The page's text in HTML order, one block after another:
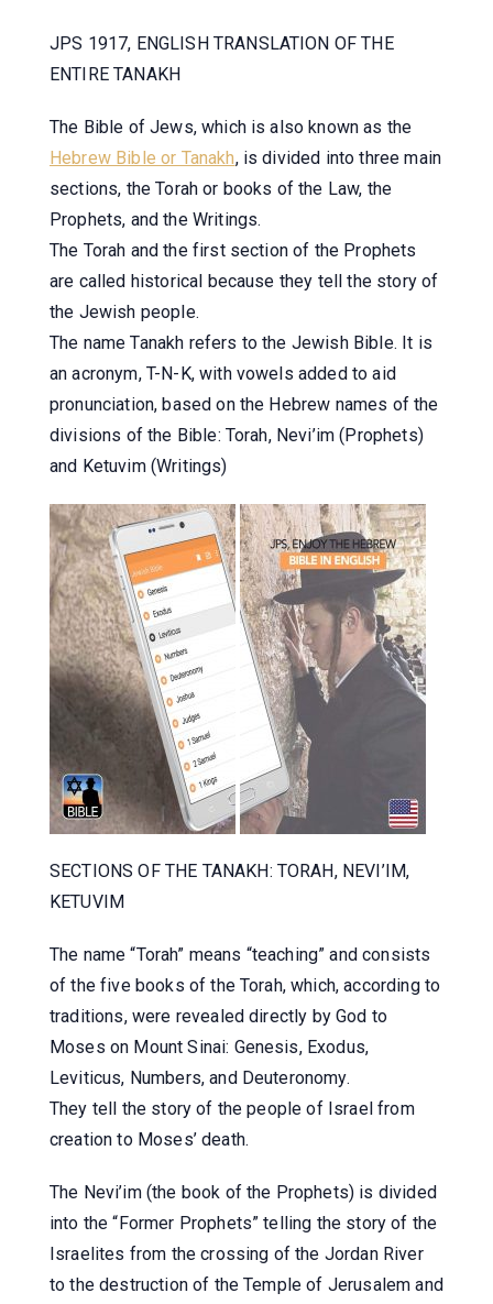
JPS 1917, ENGLISH TRANSLATION OF THE
ENTIRE TANAKH
The Bible of Jews, which is also known as the
Hebrew Bible or Tanakh, is divided into three main
sections, the Torah or books of the Law, the
Prophets, and the Writings.
The Torah and the first section of the Prophets
are called historical because they tell the story of
the Jewish people.
The name Tanakh refers to the Jewish Bible. It is
an acronym, T-N-K, with vowels added to aid
pronunciation, based on the Hebrew names of the
divisions of the Bible: Torah, Nevi’im (Prophets)
and Ketuvim (Writings)
SECTIONS OF THE TANAKH: TORAH, NEVI’IM,
KETUVIM
The name “Torah” means “teaching” and consists
of the five books of the Torah, which, according to
traditions, were revealed directly by God to
Moses on Mount Sinai: Genesis, Exodus,
Leviticus, Numbers, and Deuteronomy.
They tell the story of the people of Israel from
creation to Moses’ death.
The Nevi’im (the book of the Prophets) is divided
into the “Former Prophets” telling the story of the
Israelites from the crossing of the Jordan River
to the destruction of the Temple of Jerusalem and